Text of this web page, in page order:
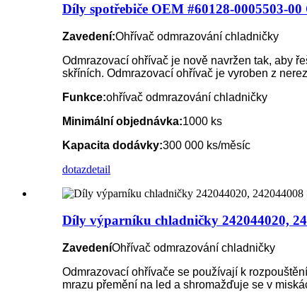
Díly spotřebiče OEM #60128-0005503-
Zavedení:Ohřívač odmrazování chladničky
Odmrazovací ohřívač je nově navržen tak, aby
skříních. Odmrazovací ohřívač je vyroben z
Funkce:ohřívač odmrazování chladničky
Minimální objednávka:1000 ks
Kapacita dodávky:300 000 ks/měsíc
dotazdetail
Díly výparníku chladničky 242044020,
ZavedeníOhřívač odmrazování chladničky
Odmrazovací ohřívače se používají k
mrazu přemění na led a shromažďuje se v